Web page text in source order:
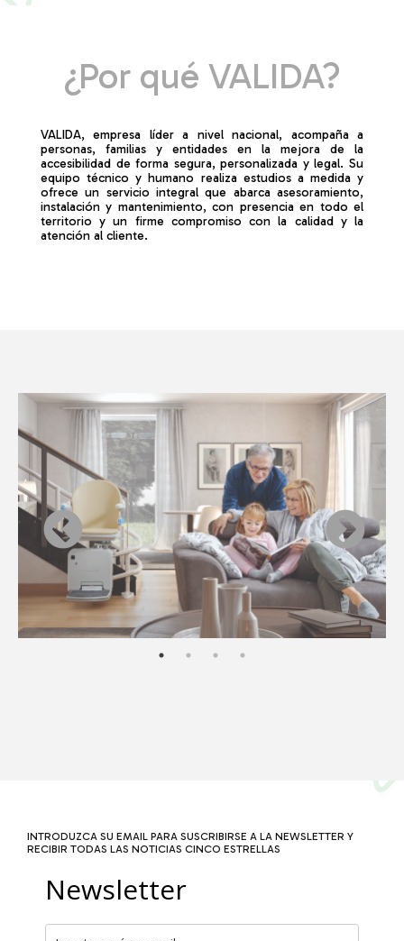
¿Por qué VALIDA?
VALIDA, empresa líder a nivel nacional, acompaña a
personas, familias y entidades en la mejora de la
accesibilidad de forma segura, personalizada y legal. Su
equipo técnico y humano realiza estudios a medida y
ofrece un servicio integral que abarca asesoramiento,
instalación y mantenimiento, con presencia en todo el
territorio y un firme compromiso con la calidad y la
atención al cliente.
INTRODUZCA SU EMAIL PARA SUSCRIBIRSE A LA NEWSLETTER Y
RECIBIR TODAS LAS NOTICIAS CINCO ESTRELLAS
Newsletter